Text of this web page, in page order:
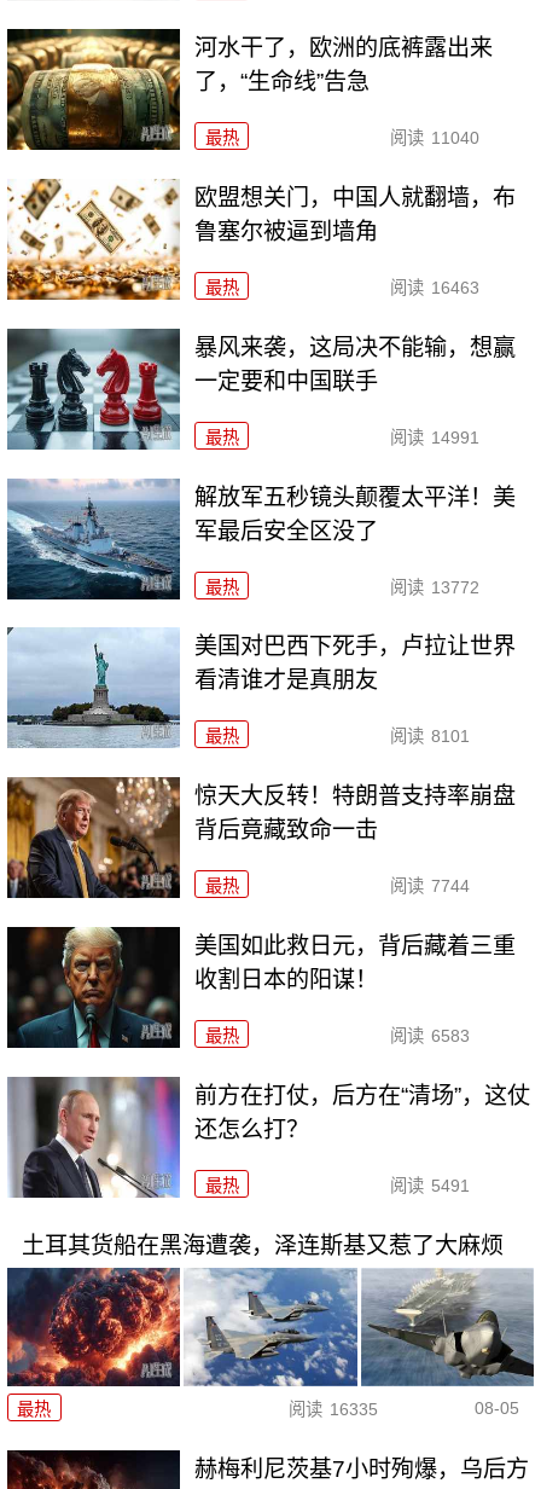
河水干了，欧洲的底裤露出来
了，“生命线”告急
最热 阅读 11040
欧盟想关门，中国人就翻墙，布
鲁塞尔被逼到墙角
最热 阅读 16463
暴风来袭，这局决不能输，想赢
一定要和中国联手
最热 阅读 14991
解放军五秒镜头颠覆太平洋！美
军最后安全区没了
最热 阅读 13772
美国对巴西下死手，卢拉让世界
看清谁才是真朋友
最热 阅读 8101
惊天大反转！特朗普支持率崩盘
背后竟藏致命一击
最热 阅读 7744
美国如此救日元，背后藏着三重
收割日本的阳谋！
最热 阅读 6583
前方在打仗，后方在“清场”，这仗
还怎么打？
最热 阅读 5491
土耳其货船在黑海遭袭，泽连斯基又惹了大麻烦
最热 阅读 16335 08-05
赫梅利尼茨基7小时殉爆，乌后方